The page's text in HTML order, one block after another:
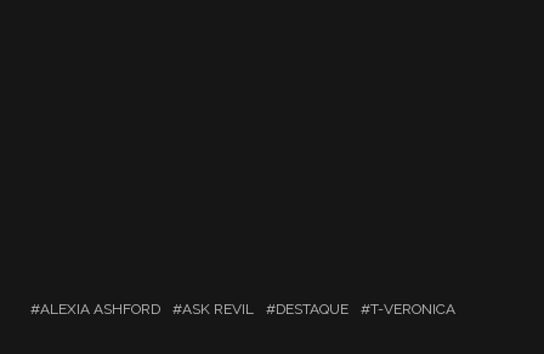
ALEXIA ASHFORD ASK REVIL DESTAQUE T-VERONICA